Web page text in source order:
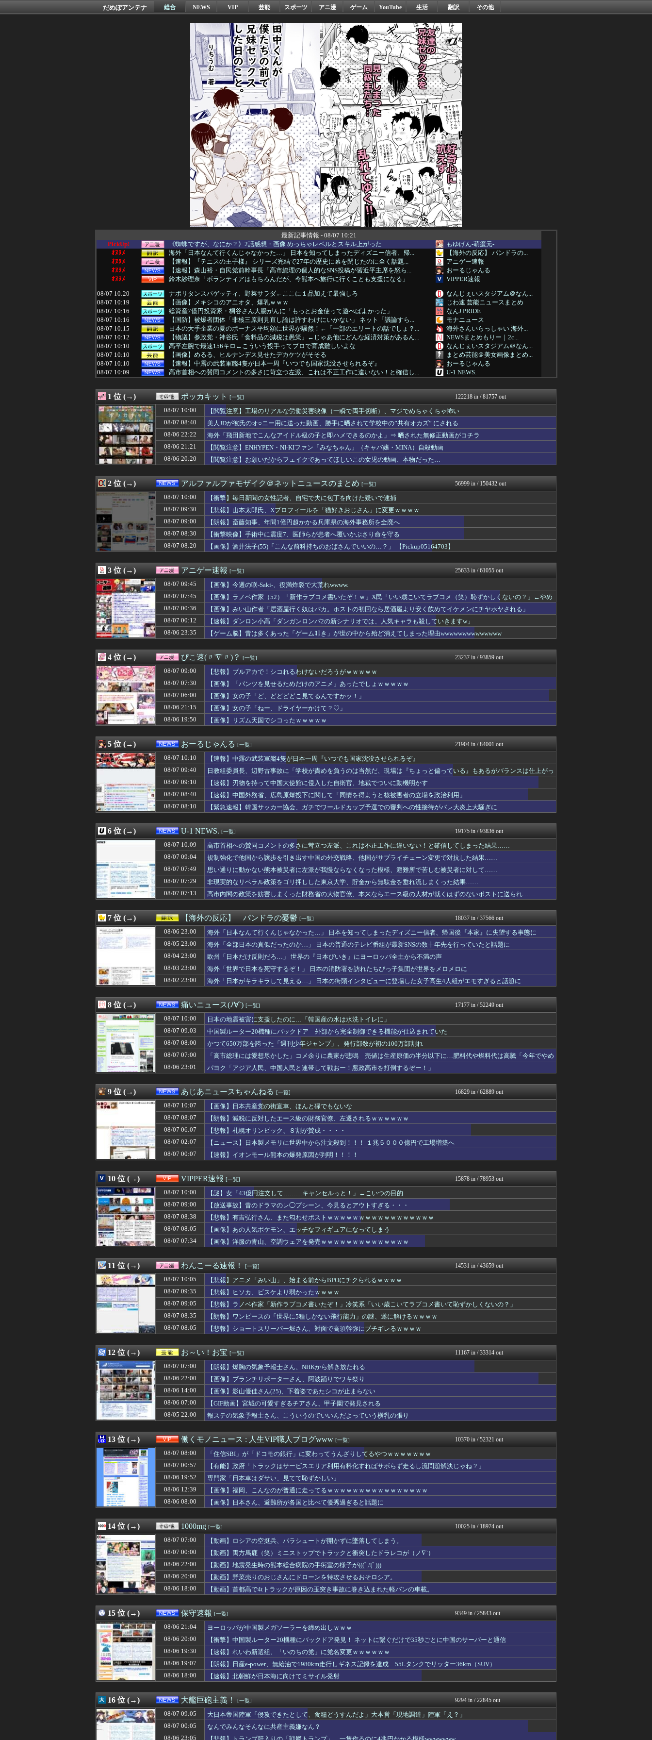
だめぽアンテナ 総合 NEWS VIP 芸能 スポーツ アニ漫 ゲーム YouTube 生活 翻訳 その他
最新記事情報 - 08/07 10:21
PickUp!
《蜘蛛ですが、なにか？》2話感想・画像 めっちゃレベルとスキル上がった
もゆげん-萌癒元-
ｵﾇﾇﾒ
海外「日本なんて行くんじゃなかった…」 日本を知ってしまったディズニー信者、帰...
【海外の反応】 パンドラの...
ｵﾇﾇﾒ
【速報】『テニスの王子様』 シリーズ完結で27年の歴史に幕を閉じたのに全く話題...
アニゲー速報
ｵﾇﾇﾒ
【速報】森山裕・自民党前幹事長「高市総理の個人的なSNS投稿が習近平主席を怒ら...
おーるじゃんる
ｵﾇﾇﾒ
鈴木紗理奈「ボランティアはもちろんだが、今熊本へ旅行に行くことも支援になる」
VIPPER速報
08/07 10:20
ナポリタンスパゲッティ、野菜サラダ←ここに１品加えて最強しろ
なんじぇいスタジアム＠なん...
08/07 10:19
【画像】メキシコのアニオタ、爆乳ｗｗｗ
じわ速 芸能ニュースまとめ
08/07 10:16
総資産7億円投資家・桐谷さん大腸がんに「もっとお金使って遊べばよかった」
なんJ PRIDE
08/07 10:16
【国防】被爆者団体「非核三原則見直し論は許すわけにいかない」 ネット「議論すら...
モナニュース
08/07 10:15
日本の大手企業の夏のボーナス平均額に世界が騒然！←「一部のエリートの話でしょ？...
海外さんいらっしゃい 海外...
08/07 10:12
【物議】参政党・神谷氏「食料品の減税は愚策」←じゃあ他にどんな経済対策があるん...
NEWSまとめもりー｜2c...
08/07 10:10
高卒左腕で最速156キロ←こういう投手ってプロで育成難しいよな
なんじぇいスタジアム＠なん...
08/07 10:10
【画像】めるる、ヒルナンデス見せたデカケツがそそる
まとめ芸能＠美女画像まとめ...
08/07 10:10
【速報】中露の武装軍艦4隻が日本一周『いつでも国家沈没させられるぞ』
おーるじゃんる
08/07 10:09
高市首相への賛同コメントの多さに苛立つ左派、これは不正工作に違いない！と確信し...
U-1 NEWS.
08/07 10:07
【画像】日本共産党の街宣車、ほんと碌でもないな
あじあニュースちゃんねる
08/07 10:06
【動画像】飛行機に『水銀』を持ち込めない理由がこれ【→】
まにゅそく 2chまとめニ...
08/07 10:06
【艦これ】E3-4のラスダンは航空優勢は取るの？取らないの？
艦これ速報 艦隊これくしょ...
08/07 10:05
【画像】アイドルにしか見えないセクシー女優さんが話題になるｗｗｗｗｗｗ
女子アナお宝画像速報－5c...
08/07 10:05
【悲報】アニメ「みい山」、始まる前からBPOにチクられるｗｗｗｗ
わんこーる速報！
08/07 10:05
【画像】女子「弱男のホテルへの誘い方が丁寧すぎて引いちゃった（笑）」⇒ｗ
不思議.net - 5ch...
08/07 10:05
【DQ6】バーバラ「めっちゃ弱いです。マダンテしか能ないです。竜かもしれません...
カンダタ速報
08/07 10:02
【GジェネE】SDガンダム外伝まつり開幕！ガチャは来週かな？
GUNDAM.LOG｜ガン...
08/07 10:01
【悲報】桑田真澄「今の野球は長打、速いボールばっか」
08/07 10:01
【雑談】ウマスレで語るインターネット老人会ｗｗｗ この話題についていけないって...
ウマ娘まとめ速報うまろぐ
08/07 10:00
【サッカー界激震】韓国サッカー協会、W杯予選の審判に“性接待”していたことが発...
哲学ニュースnwk
08/07 10:00
【艦これ】オオヤマトウサギ 他
08/07 10:00
【悲報】ナフサ専門家、高市を揶揄したAI画像を堂々と載せる （※画像あり）
ラビット速報
08/07 10:00
【衝撃】毎日新聞の女性記者、自宅で夫に包丁を向けた疑いで逮捕
08/07 10:00
【ラブライブ！】声優との1体1イベントみんななに話すの？
08/07 10:00
【謎】女「43億円注文して………キャンセルっと！」←こいつの目的
VIPPER速報
08/07 10:00
横浜M“和製フォーデン”三井寺 16歳4カ月5日でJ1開幕史上最年少先発デビュ...
footballnet【サ...
08/07 10:00
【覇権】原神さん、7年目にして最盛期を迎えるｗｗｗｗｗｗｗｗｗｗ
ゲーム実況者速報＠YouT...
08/07 10:00
日本の地震被害に支援したのに…「韓国産の水は水洗トイレに」
痛いニュース(ﾉ∀`)
08/07 10:00
ワイ「子供2人目欲しいんやが、、、」ヨッメ「金は？育児は？私の仕事は？キャリア...
投資ちゃんねる
08/07 10:00
現代版の『ロックマンエグゼ』があればモバイルバッテリーが発火する事件とかあるん...
08/07 10:00
【衝撃】韓国人「日本の田舎の写真、これは反則だろ」
ニチカン！
08/07 10:00
【閲覧注意】工場のリアルな労働災害映像（一瞬で両手切断）、マジでめちゃくちゃ怖...
ポッカキット
08/07 09:59
【画像】ネオジオン総裁「この暖かさをもった地球が人間さえ破壊するんだ（汗だく）...
ガンダムブログ（情報戦仕様...
08/07 09:57
パ・リーグ直近10年の優勝球団www
まとめロッテ！
08/07 09:57
アルコール依存症の夫が大暴れ。私「休肝日くらい作ってよ」夫「必要ない！」→大暴...
素敵な鬼女様
08/07 09:55
円高デメリット…米S&P500が最高値も円高でオルカン・S＆P500投信の含み...
国難にあってもの申す！！
08/07 09:54
【朗報】山田哲人、めちゃくちゃやる気があったことが判明
なんじぇいスタジアム＠なん...
08/07 09:54
LバジリスクⅣ XBが検定通過！！バジリスクナンバリングタイトルが来るぞ～～！...
スロ板-RUSH
08/07 09:48
こども部屋おじさんの日常、もうめちゃくちゃｗｗｗ
08/07 09:47
【悲報】ヤバい「ヤフオク」のページ、見つかるｗｗｗｗｗｗｗ
スマブラ屋さん | スマブ...
08/07 09:46
【悲報】へずま、コロナに感染か
08/07 09:45
【画像】今週の咲-Saki-、役満炸裂で大荒れwwww.
08/07 09:45
◆悲報◆広島カープさんゾンビタバコで閑古鳥！超絶ガララーガなのに2万人発表🤣
08/07 09:45
学校の勉強以外に一時間～一時間半ぐらい勉強してるんだけどそんなもん？
育児板拾い読み
08/07 09:43
積水ハウス「地面師に55億円騙し取られた…」ワイ「はえーかわいそう…会社滅茶苦...
08/07 09:40
新入社員の教育担当になった。私「ほら、電話とって」新人「嫌！怖い！」上司「あと...
修羅ママ速報
08/07 09:40
被爆者団体「政府与党で言われている非核三原則の見直し、許すわけにはいかない」
オレ的ゲーム速報＠刃
08/07 09:40
中国にて、誰も欲しがらないEVを「売れたこと」にして補助金を騙し取る事案が横行...
08/07 09:40
日教組委員長、辺野古事故に「学校が責めを負うのは当然だ、現場は『ちょっと偏って...
おーるじゃんる
【画像】 ボディービルダーの横川尚隆さん、最新の姿がヤバすぎる
ゴールデンタイムズ
08/07 09:39
夫に「自炊を覚えて！一緒に料理しよう」と言ったら、レストランの予約をされた。自...
08/07 09:38
【画像】石渡花菜アナが巨乳をキンプリに見せつけてしまう
アナ速‐女子アナ画像速報
08/07 09:35
【画像】AI「写真の背景削除？ガンプラの箱追加しといてあげよ🤗」
ガンプラ ログ
08/07 09:35
韓国人「大統領が直接乗り出して大韓サッカー協会の非民主的な運営を厳しく批判した...
世界の憂鬱 海外・韓国の反...
08/07 09:35
【悲報】ヒソカ、ビスケより弱かったｗｗｗｗ
08/07 09:34
【画像】ムチムチJK「デカパイ見せつけながらピース！✌」
筋肉速報
08/07 09:34
海外「誰が借りてた？」茨城の不法滞在アパートに海外びっくり仰天！（海外の反応）
海外のお前ら 海外の反応
「L／バジリスクIV XB（アクロス）」「eミリオンゴッド3CHB（メーシー）...
パチンコ・パチスロ.com
08/07 09:33
【画像】声優の上坂すみれさん、ガチでシコらせにくるｗｗｗｗｗｗｗｗｗｗ
いたしん！
08/07 09:33
ワイ「セ○クスしよｗｗｗｗ」女友達｢ヤってもいいけど……」→勃起チ○ポを擦りつ...
えっ!?またここのサイト?
08/07 09:33
【おすすめ漫画】ねこねこ日和は安定の癒し・・・・
大河ドラマ2ch
08/07 09:31
「高市総理には愛想尽かした」コメ余りに農家が悲鳴 売値は生産原価の半分以下に…
おうまがタイムズ
08/07 09:31
【悲報】週刊少年ジャンプ、発行部数100万部割れ
なんJ PRIDE
08/07 09:31
【悲報】FIFA会長、UEFAが許してくれなくて詰むwwwwwwww
【サッカー まとめ】サカラ...
08/07 09:30
主人の通帳を見たら、１０年間仕送りしている女性がいた。主人に問い詰めたら、白状...
08/07 09:30
【悲報】山本太郎氏、Xプロフィールを「猫好きおじさん」に変更ｗｗｗｗ
アルファルファモザイク＠ネ...
08/07 09:30
居酒屋「6人で長居して会計4939円！喋りたいだけなら公園に行ってくれ（怒」
あらまめ2ch
08/07 09:30
YouTubeプレミアムって普通入ってるよな？
ガジェット2ch
これが“今”の“レトロゲーム”です
08/07 09:29
大谷翔平 打率.297(6位) 26本(6位) 69打点(11位) OPS.9...
なんじぇいスタジアム＠なん...
08/07 09:29
俺「お前ら親指の指紋を見てみろｗ」スレ民「何があるんだ？」→見た瞬間、思わず笑...
修羅場ハザード -復讐・D...
08/07 09:29
腹痛と下痢が止まらず…間違いなく原因は昨日のあれだ…
男性様｜気団・生活2chま...
08/07 09:29
中露軍艦4隻が”日本一周”
日本第一！ニュース録
08/07 09:27
【ダブスタ】逆に立憲の支持者に聞きたい。前回参院選で2年限定の食料品減税って聞...
08/07 09:26
【為替相場】ドル円は1ドル158円台半ば 介入警戒をしつつ円売りが続行
08/07 09:26
【画像】村重杏奈さん(30)のお〇ぱいがコチラwwwwwwwwwwww
08/07 09:25
【驚愕】女友達に専属でｸﾝﾆさせてもらってるｗｗｗｗｗｗｗｗｗｗwwww
バズッター速報
08/07 09:25
韓国人「どうやら五輪サッカー日韓戦でも審判の接待があった模様…」→「メダル剥奪...
08/07 09:24
万年赤字のインドネシア新幹線。負債を埋めるため政府が過半数の株式を引き受ける
まとめたニュース
08/07 09:21
ザイオンか佐野どっちかは本当ビッグクラブ行って欲しいな！
Samurai GOAL
08/07 09:21
不動産投資ファンド｢みんなで大家さん｣､約2881億円の債務超過 分配金の支払...
理想ちゃんねる
08/07 09:20
【朗報】USスチール、日鉄に買収された瞬間1800億円の利益貢献ｗｗｗｗｗｗｗ
なんじぇいスタジアム＠なん...
08/07 09:20
『ど根性ガエルの娘』全巻「70％オフ」セール！全7巻「5,313円」→「1,5...
オレ的ゲーム速報＠刃
08/07 09:20
【日本水産物輸入禁止に釈明が必要】 韓国のCPTPP加盟への課題を関西外大教授...
【えっ】血迷ってデリ経験者と結婚した結果wwwwww…
【衝撃】居酒屋「6人で長居して会計4939円！喋りたいだけなら公園に行ってくれ...
NEWSぽけまとめーる
08/07 09:16
【朗報】『ぽこあポケモン』の売上946万本
08/07 09:15
16歳から結婚するまで、既婚男性をからかうことを繰り返していた。その結果、中に...
鬼女の宅配便 - 修羅場・...
08/07 09:15
家族旅行にSwitchって持っていく？
育児板拾い読み
08/07 09:15
次の選挙迄の命だな 〜 【速報】れいわ新選組、新たな党名は「いのちの党」 略称...
反日愚国 恨寓瘻
08/07 09:13
私の好きな日本語がこれだ←「日本は太っ腹だな」（海外の反応）
海外さんいらっしゃい 海外...
08/07 09:12
【悲報】 同人ゲーサークルさん、Steamの売上入金を銀行に拒否される それで...
ゴールデンタイムズ
08/07 09:12
【悲報】愛煙家の岸谷蘭丸、『大爆発』してしまう！！！！！！
08/07 09:12
韓国人「現在の日本の沖縄のスーパーは台風のおかげでこうなりました」
08/07 09:12
【朗報】イギリス、タバコ販売禁止法案を可決wwwwww
フィルダースチョイス
08/07 09:11
芸能界を引退した爆乳女、なぜか今もSNSでお◯ぱい画像を投稿！
08/07 09:11
海外「先進国で日本だけパスポート所有率が低すぎる、何故なのか」
08/07 09:10
ニコニコ出身者が豪華すぎると話題に なんでyoutubeに負けたのか・・・
スコールちゃんねる｜２ちゃ...
08/07 09:10
研究者「株式投資にハマる若者はギャンブルにハマる若者と同じ傾向がある」
なんじぇいスタジアム＠なん...
08/07 09:10
【速報】刃物を持って中国大使館に侵入した自衛官、地裁でついに動機明かす
おーるじゃんる
08/07 09:09
【画像あり】Iカップ女さん「私の自慢のボディ見て❤」ﾊﾟｼｬｯ
なんJミュージアム
08/07 09:09
陸上100m全国大会1位の中学生、サッカー部でゴールキーパーｗｗｗ
08/07 09:09
資格学校の同級生が会話中私の頭を叩いてくるけどやめてほしい
08/07 09:09
【高評価】戌神ころねと楽しむ『めっちゃカメレオン』の爆笑プレイ
トレンドの通り道
08/07 09:08
【悲報】熊本県知事、報道陣土足取材にマジギレ「遺族や被災者から強い不満でてる！...
政経ワロスまとめニュース♪
【悲報】「店員」と「定員」を間違えるガチでヤバいやつ、ネット上に多すぎる ← ...
1年前に別れた元カレから「変わらず僕を待ってくれていると確信しています」とメー...
08/07 09:05
【画像】女子高生さん、太ももで男子の顔を挟んでしまうｗｗｗｗｗｗｗｗｗｗ
不思議.net - 5ch...
08/07 09:05
大日本帝国陸軍「侵攻できたとして、食糧どうすんだよ」大本営「現地調達」陸軍「え...
大艦巨砲主義！
08/07 09:05
【画像】ワイ「ミルク出たね」美少女「出たね、じゃねえ」
アニチャット
08/07 09:05
旅行先で綺麗なガラス工房の灰皿を愛煙家の父のお土産にしたんだけどダイソーでそっ...
08/07 09:05
【画像】7人のビキニ女子をタイプ別に並べてみた結果ｗｗｗｗｗｗ
08/07 09:05
【悲報】ラノベ作家「新作ラブコメ書いたぞ！」冷笑系「いい歳こいてラブコメ書いて...
わんこーる速報！
08/07 09:04
規制強化で他国から譲歩を引き出す中国の外交戦略、他国がサプライチェーン変更で対...
U-1 NEWS.
08/07 09:03
中国製ルーター20機種にバックドア 外部から完全制御できる機能が仕込まれていた
08/07 09:03
【画像】最新の高橋真麻さん、デカい
08/07 09:03
友人が自分とゲームキャラの名前を入れた婚姻届をSNSに載せた。結婚報告したとこ...
修羅の華-家庭・生活まとめ
08/07 09:02
バンナム1Q決算「ガンダム656億、ワンピ378億、DB299億、NARUTO...
mutyunのゲーム+αブ...
08/07 09:01
今iPhone 17 Pro Max買うってあり？
PCパーツまとめ
08/07 09:01
【悲報】ロッテドラ1石垣元気君ｗｗｗｗｗ
08/07 09:01
【謎】女「43億円注文して………キャンセルっと！」←こいつの目的
資格ちゃんねる
08/07 09:01
10/29発売予定『Phantom Blade Zero』開発完了！8/12 ...
PlaySphere | ...
08/07 09:01
【ウマ娘】要求スタミナってどうやって計算するのか未だに謎…
ウマ娘まとめ速報うまろぐ
08/07 09:00
【海外の反応】フィリーズのオークション落札者がラジオで1イニング実況!【MLB...
08/07 09:00
【悲報】ブルアカで！シコれるわけないだろうがｗｗｗｗｗ
08/07 09:00
【朗報】斎藤知事、年間1億円超かかる兵庫県の海外事務所を全廃へ
アルファルファモザイク＠ネ...
08/07 09:00
Blokeesのトランスフォーマーを店頭で見かけて一個摘まんだんだけどカッコい...
ヒーローNEWS
08/07 09:00
ネットの広告が気持ち悪い…角栓、歯茎 苦情が急増
ほんわかMkⅡ
08/07 09:00
かつて一世を風靡したFPS『AVA』、まさかの新作プロジェクトが始動！2026...
オレ的ゲーム速報＠刃
08/07 09:00
【放送事故】昔のドラマのレ◯プシーン、今見るとアウトすぎる・・・
08/07 09:00
【衝撃】美人な嫁の末路がヤバすぎるｗｗｗｗ 10年前ヨッメ性行為中「あんっ！あ...
08/07 09:00
【ビスティ打法】ガチで疑問なんだけどオカルト信者って台を休ませなかったら爆連し...
パチンコ・パチスロ.com
08/07 09:00
警察「通報者があなただと、お父さんにもわかってしまいますが…」私「かまいません...
オーバージョイド！
08/07 09:00
【日本ハム】雑談スレ｜王国民集合（雑談広場）#92
08/07 09:00
【悲報】ばあちゃるさん、引退
08/07 09:00
寺田蘭世、最新のぶってえ下半身ガチでエグいって・・・
乃木通 乃木坂46櫻坂46...
08/07 09:00
森山みなみアナ、ブラ線浮き出るポロシャツおっぱい横乳の膨らみ最高！ アイドル・女子アナ★吟じま...
1 位 (→) ポッカキット [一覧] 122218 in / 81757 out
08/07 10:00
【閲覧注意】工場のリアルな労働災害映像（一瞬で両手切断）、マジでめちゃくちゃ怖い
08/07 08:40
美人JDが彼氏のオ○ニー用に送った動画、勝手に晒されて学校中の”共有オカズ” にされる
08/06 22:22
海外「飛田新地でこんなアイドル級の子と即ハメできるのかよ」⇒ 晒された無修正動画がコチラ
08/06 21:21
【閲覧注意】ENHYPEN・NI-KIファン「みなちゃん」（キャバ嬢・MINA）自殺動画
08/06 20:20
【閲覧注意】お願いだからフェイクであってほしいこの女児の動画、本物だった…
2 位 (→) アルファルファモザイク＠ネットニュースのまとめ [一覧] 56999 in / 150432 out
08/07 10:00
【衝撃】毎日新聞の女性記者、自宅で夫に包丁を向けた疑いで逮捕
08/07 09:30
【悲報】山本太郎氏、Xプロフィールを「猫好きおじさん」に変更ｗｗｗｗ
08/07 09:00
【朗報】斎藤知事、年間1億円超かかる兵庫県の海外事務所を全廃へ
08/07 08:30
【衝撃映像】手術中に震度7、医師らが患者へ覆いかぶさり命を守る
08/07 08:20
【画像】酒井法子(55)「こんな前科持ちのおばさんでいいの…？」 【Pickup05164703】
3 位 (→) アニゲー速報 [一覧] 25633 in / 61055 out
08/07 09:45
【画像】今週の咲-Saki-、役満炸裂で大荒れwwww.
08/07 07:45
【画像】ラノベ作家（52）「新作ラブコメ書いたぞ！ｗ」X民「いい歳こいてラブコメ（笑）恥ずかしくないの？」←やめ
たれｗと話題に
08/07 00:36
【画像】みい山作者「居酒屋行く奴はバカ。ホストの初回なら居酒屋より安く飲めてイケメンにチヤホヤされる」
08/07 00:12
【速報】ダンロン小高「ダンガンロンパ2の新シナリオでは、人気キャラも殺していきますw」
08/06 23:35
【ゲーム脳】昔は多くあった「ゲーム叩き」が世の中から殆ど消えてしまった理由wwwwwwwwwwwwww
4 位 (→) ぴこ速(〃'∇'〃)？ [一覧] 23237 in / 93859 out
08/07 09:00
【悲報】ブルアカで！シコれるわけないだろうがｗｗｗｗｗ
08/07 07:30
【画像】「パンツを見せるためだけのアニメ」あったでしょｗｗｗｗｗ
08/07 06:00
【画像】女の子「ど、どどどどこ見てるんですかッ！」
08/06 21:15
【画像】女の子「ねー、ドライヤーかけて？♡」
08/06 19:50
【画像】リズム天国でシコったｗｗｗｗｗ
5 位 (→) おーるじゃんる [一覧] 21904 in / 84001 out
08/07 10:10
【速報】中露の武装軍艦4隻が日本一周『いつでも国家沈没させられるぞ』
08/07 09:40
日教組委員長、辺野古事故に「学校が責めを負うのは当然だ、現場は『ちょっと偏っている』もあるがバランスは仕上がっ
てる」
08/07 09:10
【速報】刃物を持って中国大使館に侵入した自衛官、地裁でついに動機明かす
08/07 08:40
【速報】中国外務省、広島原爆投下に関して「同情を得ようと核被害者の立場を政治利用」
08/07 08:10
【緊急速報】韓国サッカー協会、ガチでワールドカップ予選での審判への性接待がバレ大炎上大騒ぎに
6 位 (→) U-1 NEWS. [一覧] 19175 in / 93836 out
08/07 10:09
高市首相への賛同コメントの多さに苛立つ左派、これは不正工作に違いない！と確信してしまった結果……
08/07 09:04
規制強化で他国から譲歩を引き出す中国の外交戦略、他国がサプライチェーン変更で対抗した結果……
08/07 07:49
思い通りに動かない熊本被災者に左派が我慢ならなくなった模様、避難所で苦しむ被災者に対して……
08/07 07:29
非現実的なリベラル政策をゴリ押しした東京大学、貯金から無駄金を垂れ流しまくった結果……
08/07 07:13
高市内閣の政策を妨害しまくった財務省の大物官僚、本来ならエース級の人材が就くはずのないポストに送られ……
7 位 (→) 【海外の反応】 パンドラの憂鬱 [一覧] 18037 in / 37566 out
08/06 23:00
海外「日本なんて行くんじゃなかった…」 日本を知ってしまったディズニー信者、帰国後『本家』に失望する事態に
08/05 23:00
海外「全部日本の真似だったのか…」 日本の普通のテレビ番組が最新SNSの数十年先を行っていたと話題に
08/04 23:00
欧州「日本だけ反則だろ…」 世界の『日本びいき』にヨーロッパ全土から不満の声
08/03 23:00
海外「世界で日本を死守するぞ！」 日本の消防署を訪れたちびっ子集団が世界をメロメロに
08/02 23:00
海外「日本がキラキラして見える…」 日本の街頭インタビューに登場した女子高生4人組がエモすぎると話題に
8 位 (→) 痛いニュース(ﾉ∀`) [一覧] 17177 in / 52249 out
08/07 10:00
日本の地震被害に支援したのに…「韓国産の水は水洗トイレに」
08/07 09:03
中国製ルーター20機種にバックドア 外部から完全制御できる機能が仕込まれていた
08/07 08:00
かつて650万部を誇った「週刊少年ジャンプ」、発行部数が初の100万部割れ
08/07 07:00
「高市総理には愛想尽かした」コメ余りに農家が悲鳴 売値は生産原価の半分以下に…肥料代や燃料代は高騰「今年でやめ
る」農家も
08/06 23:01 パヨク「アジア人民、中国人民と連帯して戦おー！悪政高市を打倒するぞー！」
9 位 (→) あじあニュースちゃんねる [一覧] 16829 in / 62889 out
08/07 10:07
【画像】日本共産党の街宣車、ほんと碌でもないな
08/07 08:07
【朗報】減税に反対したエース級の財務官僚、左遷されるｗｗｗｗｗｗ
08/07 06:07
【悲報】札幌オリンピック、８割が賛成・・・・
08/07 02:07
【ニュース】日本製メモリに世界中から注文殺到！！！ １兆５０００億円で工場増築へ
08/07 00:07
【速報】イオンモール熊本の爆発原因が判明！！！！
10 位 (→) VIPPER速報 [一覧] 15878 in / 78953 out
08/07 10:00
【謎】女「43億円注文して………キャンセルっと！」←こいつの目的
08/07 09:00
【放送事故】昔のドラマのレ◯プシーン、今見るとアウトすぎる・・・
08/07 08:38
【悲報】有吉弘行さん、また匂わせポストｗｗｗｗｗｗｗｗｗｗｗｗｗｗｗｗｗ
08/07 08:05
【画像】あの人気ポケモン、エッチなフィギュアになってしまう
08/07 07:34
【画像】洋服の青山、空調ウェアを発売ｗｗｗｗｗｗｗｗｗｗｗｗｗｗ
11 位 (→) わんこーる速報！ [一覧] 14531 in / 43659 out
08/07 10:05
【悲報】アニメ「みい山」、始まる前からBPOにチクられるｗｗｗｗ
08/07 09:35
【悲報】ヒソカ、ビスケより弱かったｗｗｗｗ
08/07 09:05
【悲報】ラノベ作家「新作ラブコメ書いたぞ！」冷笑系「いい歳こいてラブコメ書いて恥ずかしくないの？」
08/07 08:35
【朗報】ワンピースの「世界に5種しかない飛行能力」の謎、遂に解けるｗｗｗｗ
08/07 08:05
【悲報】ショートスリーパー堀さん、対面で高須幹弥にブチギレるｗｗｗｗ
12 位 (→) お～い！お宝 [一覧] 11167 in / 33314 out
08/07 07:00
【朗報】爆胸の気象予報士さん、NHKから解き放たれる
08/06 22:00
【画像】ブランチリポーターさん、阿波踊りでワキ祭り
08/06 14:00
【画像】影山優佳さん(25)、下着姿であたシコが止まらない
08/06 07:00
【GIF動画】宮城の可愛すぎるチアさん、甲子園で発見される
08/05 22:00
報ステの気象予報士さん、こういうのでいいんだよっていう横乳の張り
13 位 (→) 働くモノニュース : 人生VIP職人ブログwww [一覧] 10370 in / 52321 out
08/07 08:00
「住信SBI」が「ドコモの銀行」に変わってうんざりしてるやつｗｗｗｗｗｗｗ
08/07 00:57
【有能】政府「トラックはサービスエリア利用有料化すればサボらず走るし流問題解決じゃね？」
08/06 19:52
専門家「日本車はダサい、見てて恥ずかしい」
08/06 12:39
【画像】福岡、こんなのが普通に走ってるｗｗｗｗｗｗｗｗｗｗｗｗｗｗｗｗ
08/06 08:00
【画像】日本さん、避難所が各国と比べて優秀過ぎると話題に
14 位 (→) 1000mg [一覧] 10025 in / 18974 out
08/07 07:00
【動画】ロシアの空挺兵、パラシュートが開かずに墜落してしまう。
08/07 00:00
【動画】両方馬鹿（笑）ミニストップでトラックと衝突したドラレコが（ノ∇`）
08/06 22:00
【動画】地震発生時の熊本総合病院の手術室の様子が(((ﾟДﾟ)))
08/06 20:00
【動画】野菜売りのおじさんにドローンを特攻させるおそロシア。
08/06 18:00
【動画】首都高で4tトラックが原因の玉突き事故に巻き込まれた軽バンの車載。
15 位 (→) 保守速報 [一覧] 9349 in / 25843 out
08/06 21:04
ヨーロッパが中国製メガソーラーを締め出しｗｗｗ
08/06 20:00
【衝撃】中国製ルーター20機種にバックドア発見！ ネットに繋ぐだけで35秒ごとに中国のサーバーと通信
08/06 19:30
【速報】れいわ新選組、「いのちの党」に党名変更ｗｗｗｗｗｗ
08/06 19:07
【朗報】日産e-power、無給油で1980km走行しギネス記録を達成 55Lタンクでリッター36km（SUV）
08/06 18:00
【速報】北朝鮮が日本海に向けてミサイル発射
16 位 (→) 大艦巨砲主義！ [一覧] 9294 in / 22845 out
08/07 09:05
大日本帝国陸軍「侵攻できたとして、食糧どうすんだよ」大本営「現地調達」陸軍「え？」
08/07 00:05
なんでみんなそんなに共産主義嫌なん？
08/06 23:05